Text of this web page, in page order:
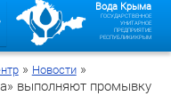
Вода Крыма
ГОСУДАРСТВЕННОЕ
УНИТАРНОЕ
ПРЕДПРИЯТИЕ
РЕСПУБЛИКИ КРЫМ
» Новости»
выполняют промывку